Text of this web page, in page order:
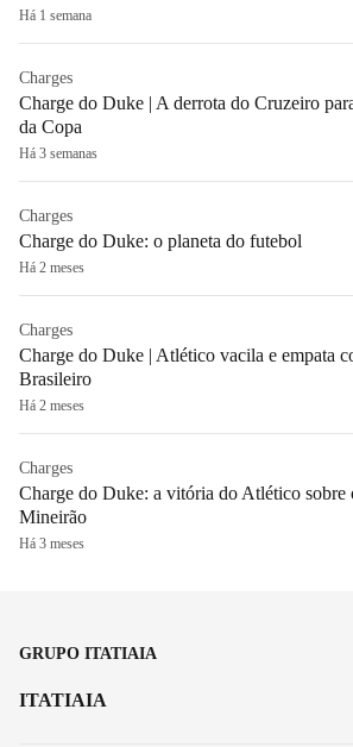
Há 1 semana
Charges
Charge do Duke | A derrota do Cruzeiro
da Copa
Há 3 semanas
Charges
Charge do Duke: o planeta do futebol
Há 2 meses
Charges
Charge do Duke | Atlético vacila e empata
Brasileiro
Há 2 meses
Charges
Charge do Duke: a vitória do Atlético sobre
Mineirão
Há 3 meses
GRUPO ITATIAIA
ITATIAIA